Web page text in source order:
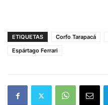
ETIQUETAS Corfo Tarapacá
Espártago Ferrari